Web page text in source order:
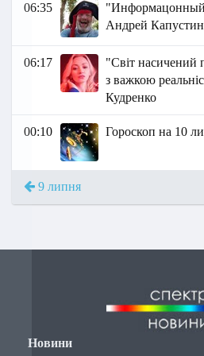
06:35
"Информацонный
Андрей Капустин
06:17
"Світ насичений
з важкою
Кудренко
00:10 Гороскоп на 10
9 липня
Новини